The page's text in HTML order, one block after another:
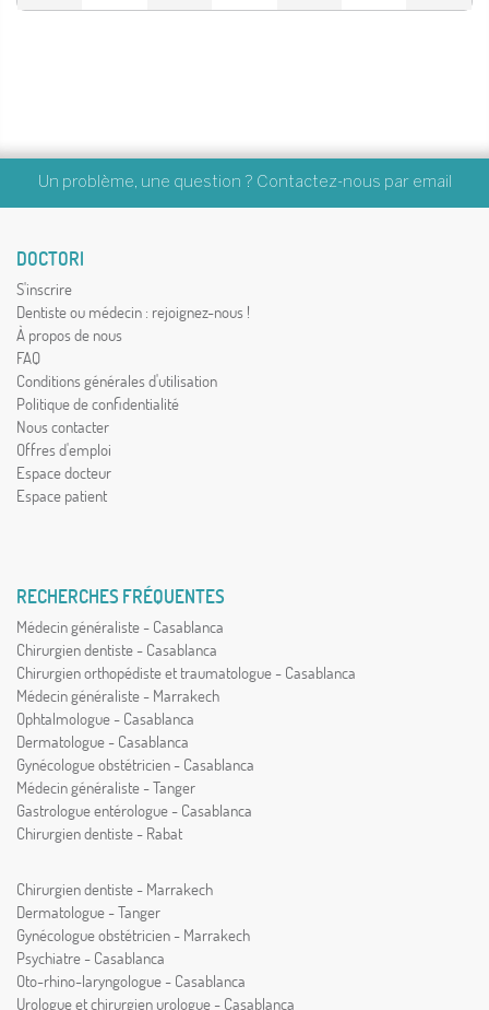
Un problème, une question ? Contactez-nous par email
DOCTORI
S'inscrire
Dentiste ou médecin : rejoignez-nous !
À propos de nous
FAQ
Conditions générales d'utilisation
Politique de confidentialité
Nous contacter
Offres d'emploi
Espace docteur
Espace patient
RECHERCHES FRÉQUENTES
Médecin généraliste - Casablanca
Chirurgien dentiste - Casablanca
Chirurgien orthopédiste et traumatologue - Casablanca
Médecin généraliste - Marrakech
Ophtalmologue - Casablanca
Dermatologue - Casablanca
Gynécologue obstétricien - Casablanca
Médecin généraliste - Tanger
Gastrologue entérologue - Casablanca
Chirurgien dentiste - Rabat
Chirurgien dentiste - Marrakech
Dermatologue - Tanger
Gynécologue obstétricien - Marrakech
Psychiatre - Casablanca
Oto-rhino-laryngologue - Casablanca
Urologue et chirurgien urologue - Casablanca